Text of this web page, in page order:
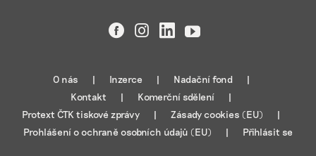
FacebookInstagramLinkedIn
YouTube
O nás Inzerce
Nadační fond
Kontakt
Komerční sdělení
Protext ČTK tiskové zprávy
Zásady cookies (EU)
Prohlášení o ochraně osobních údajů (EU)
Přihlásit se